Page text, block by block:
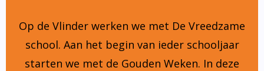
Op de Vlinder werken we met De Vreedzame
school. Aan het begin van ieder schooljaar
starten we met de Gouden Weken. In deze